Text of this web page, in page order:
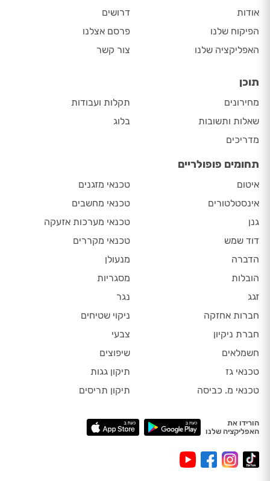
אודות
הפיקוח שלנו
האפליקציה שלנו
דרושים
פרסם אצלנו
צור קשר
תוכן
מחירונים
שאלות ותשובות
מדריכים
תקלות ועבודות
בלוג
תחומים פופולריים
איטום
אינסטלטורים
גנן
דוד שמש
הדברה
הובלות
זגג
חברות אחזקה
חברת ניקיון
חשמלאים
טכנאי גז
טכנאי מ. כביסה
טכנאי מזגנים
טכנאי מחשבים
טכנאי מערכות אזעקה
טכנאי מקררים
מנעולן
מסגריות
נגר
ניקוי שטיחים
צבעי
שיפוצים
תיקון גגות
תיקון תריסים
הורידו את
האפליקציה שלנו